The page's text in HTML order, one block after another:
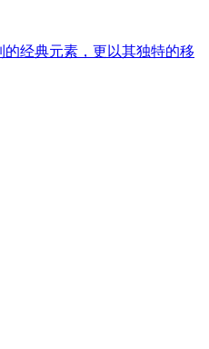
的经典元素，更以其独特的移